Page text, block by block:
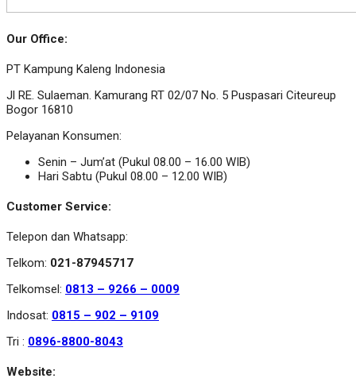
Our Office:
PT Kampung Kaleng Indonesia
Jl RE. Sulaeman. Kamurang RT 02/07 No. 5 Puspasari Citeureup
Bogor 16810
Pelayanan Konsumen:
Senin – Jum’at (Pukul 08.00 – 16.00 WIB)
Hari Sabtu (Pukul 08.00 – 12.00 WIB)
Customer Service:
Telepon dan Whatsapp:
Telkom: 021-87945717
Telkomsel: 0813 – 9266 – 0009
Indosat: 0815 – 902 – 9109
Tri : 0896-8800-8043
Website: